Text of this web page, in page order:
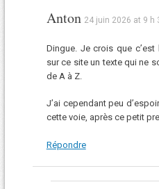
Anton 24 juin 2026 at 9 h
Dingue. Je crois que
sur ce site un texte qui ne
de A à Z.
J’ai cependant peu
cette voie, après ce petit
Répondre